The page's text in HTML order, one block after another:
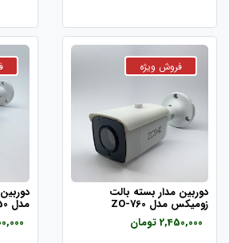
دوربین مدار بسته بالت
زومیکس مدل ZO-760
2,450,000 تومان
مدل ZO-650